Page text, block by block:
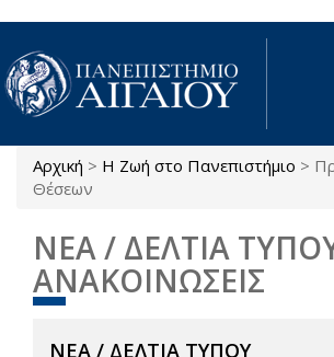
Παράκαμψη προς το κυρίως περιεχόμενο
Είστε εδώ
Αρχική > Η Ζωή στο Πανεπιστήμιο >
Θέσεων
ΝΕΑ / ΔΕΛΤΙΑ
ΑΝΑΚΟΙΝΩΣΕΙΣ
ΝΕΑ / ΔΕΛΤΙΑ ΤΥΠΟΥ